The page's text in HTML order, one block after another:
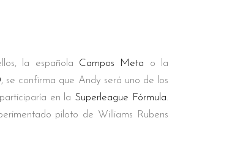
la española Campos Meta o la
, se confirma que Andy será uno de los
en la Superleague Fórmula.
piloto de Williams Rubens